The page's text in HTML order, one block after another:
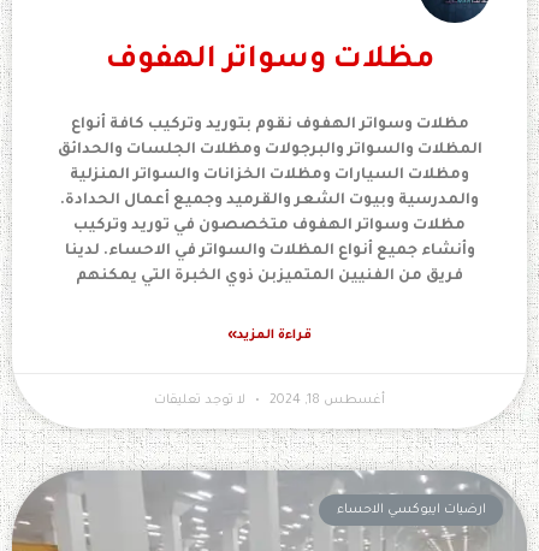
مظلات وسواتر الهفوف
مظلات وسواتر الهفوف نقوم بتوريد وتركيب كافة أنواع
المظلات والسواتر والبرجولات ومظلات الجلسات والحدائق
ومظلات السيارات ومظلات الخزانات والسواتر المنزلية
والمدرسية وبيوت الشعر والقرميد وجميع أعمال الحدادة.
مظلات وسواتر الهفوف متخصصون في توريد وتركيب
وأنشاء جميع أنواع المظلات والسواتر في الاحساء. لدينا
فريق من الفنيين المتميزبن ذوي الخبرة التي يمكنهم
قراءة المزيد»
أغسطس 18, 2024 لا توجد تعليقات
ارضيات ايبوكسي الاحساء